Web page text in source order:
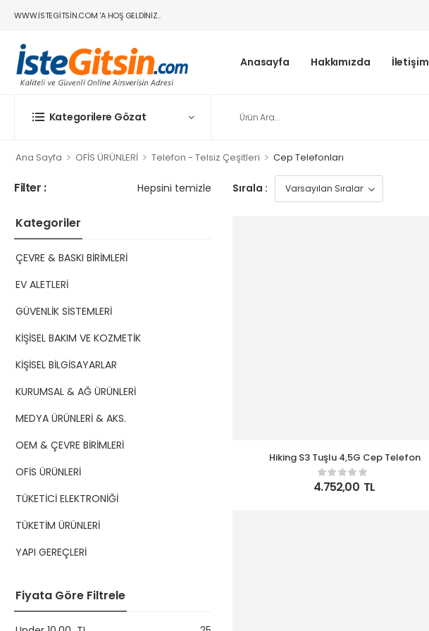
WWW.ISTEGITSIN.COM 'A HOŞ GELDINIZ..
Anasayfa Hakkımızda İletişim
Kategorilere Gözat
Ana Sayfa > OFİS ÜRÜNLERİ > Telefon - Telsiz Çeşitleri > Cep Telefonları
Filter : Hepsini temizle
Kategoriler
ÇEVRE & BASKI BİRİMLERİ
EV ALETLERİ
GÜVENLİK SİSTEMLERİ
KİŞİSEL BAKIM VE KOZMETİK
KİŞİSEL BİLGİSAYARLAR
KURUMSAL & AĞ ÜRÜNLERİ
MEDYA ÜRÜNLERİ & AKS.
OEM & ÇEVRE BİRİMLERİ
OFİS ÜRÜNLERİ
TÜKETİCİ ELEKTRONİĞİ
TÜKETİM ÜRÜNLERİ
YAPI GEREÇLERİ
Fiyata Göre Filtrele
Sırala :
Hiking S3 Tuşlu 4,5G Cep Telefon
4.752,00 TL